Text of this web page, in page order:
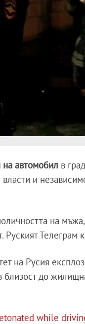
на автомобил в
и
на
Руският
на Русия
до
while